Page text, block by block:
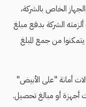
الخاص بالشركة،
الشركة بدفع مبلغ
من جمع المبلغ
أمانة "على الأبيض"
أجهزة أو مبالغ تحصيل.